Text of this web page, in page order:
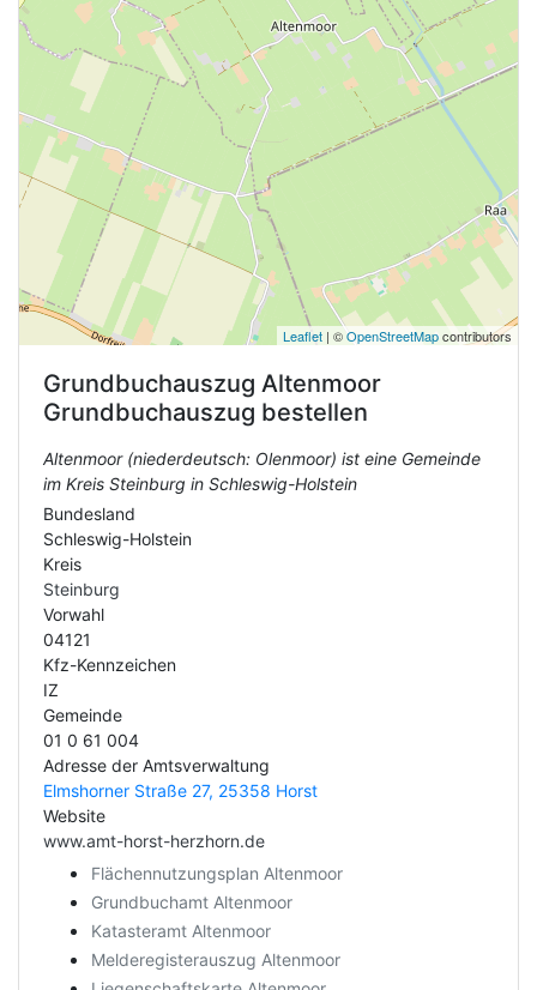
Leaflet | ©OpenStreetMapcontributors
Grundbuchauszug Altenmoor
Grundbuchauszug bestellen
Altenmoor (niederdeutsch: Olenmoor) ist eine Gemeinde
im Kreis Steinburg in Schleswig-Holstein
Bundesland
Schleswig-Holstein
Kreis
Steinburg
Vorwahl
04121
Kfz-Kennzeichen
IZ
Gemeinde
01 0 61 004
Adresse der Amtsverwaltung
Elmshorner Straße 27, 25358 Horst
Website
www.amt-horst-herzhorn.de
Flächennutzungsplan Altenmoor
Grundbuchamt Altenmoor
Katasteramt Altenmoor
Melderegisterauszug Altenmoor